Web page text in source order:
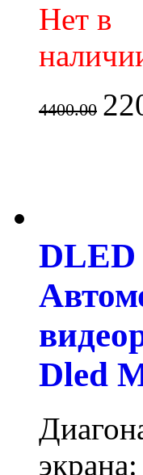
Нет в
4400.00
DLED
Dled